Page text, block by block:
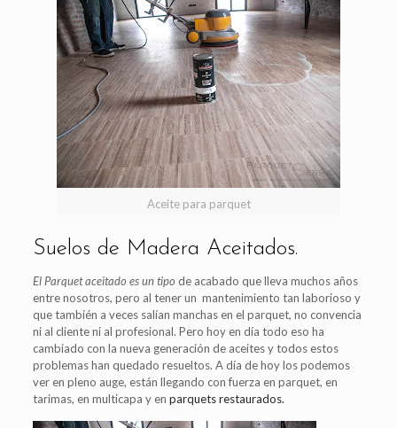
Aceite para parquet
Suelos de Madera Aceitados.
El Parquet aceitado es un tipo de acabado que lleva muchos años
entre nosotros, pero al tener un mantenimiento tan laborioso y
que también a veces salían manchas en el parquet, no convencia
ni al cliente ni al profesional. Pero hoy en día todo eso ha
cambiado con la nueva generación de aceites y todos estos
problemas han quedado resueltos. A día de hoy los podemos
ver en pleno auge, están llegando con fuerza en parquet, en
tarimas, en multicapa y en parquets restaurados.